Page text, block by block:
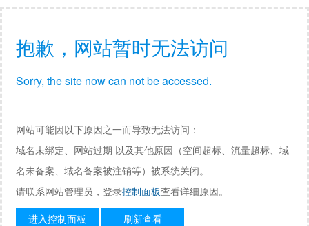
抱歉，网站暂时无法访问
Sorry, the site now can not be accessed.
网站可能因以下原因之一而导致无法访问：
域名未绑定、网站过期 以及其他原因（空间超标、流量超标、域
名未备案、域名备案被注销等）被系统关闭。
请联系网站管理员，登录控制面板查看详细原因。
进入控制面板
刷新查看